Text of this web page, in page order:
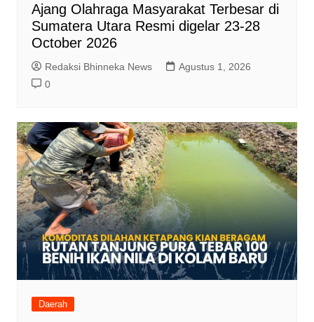
Ajang Olahraga Masyarakat Terbesar di
Sumatera Utara Resmi digelar 23-28
October 2026
Redaksi Bhinneka News
Agustus 1, 2026
0
Daerah